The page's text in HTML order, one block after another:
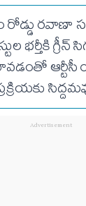
రోడ్డు రవాణా
భర్తీకి గ్రీన్
ఆర్టీసీ